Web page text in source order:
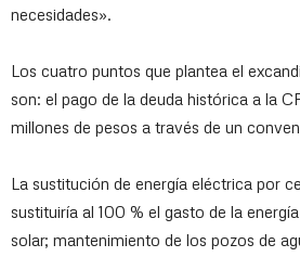
necesidades».
Los cuatro puntos que plantea el
son: el pago de la deuda histórica a la
millones de pesos a través de un
La sustitución de energía eléctrica por
sustituiría al 100 % el gasto de la
solar; mantenimiento de los pozos de